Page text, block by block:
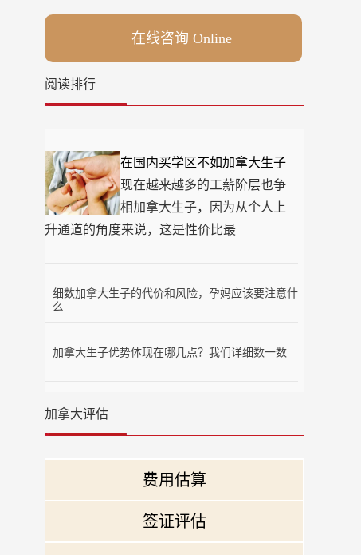
在线咨询 Online
阅读排行
在国内买学区不如加拿大生子
现在越来越多的工薪阶层也争
相加拿大生子，因为从个人上
升通道的角度来说，这是性价比最
细数加拿大生子的代价和风险，孕妈应该要注意什
么
加拿大生子优势体现在哪几点？我们详细数一数
加拿大评估
费用估算
签证评估